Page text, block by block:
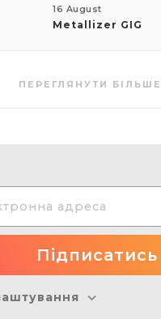
16 August
Metallizer GIG
ПЕРЕГЛЯНУТИ БІЛЬШЕ